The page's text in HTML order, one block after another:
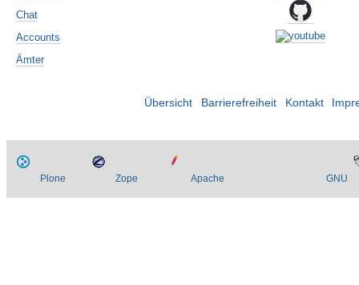
Chat
Accounts
Ämter
Übersicht Barrierefreiheit Kontakt
Plone Zope Apache GNU